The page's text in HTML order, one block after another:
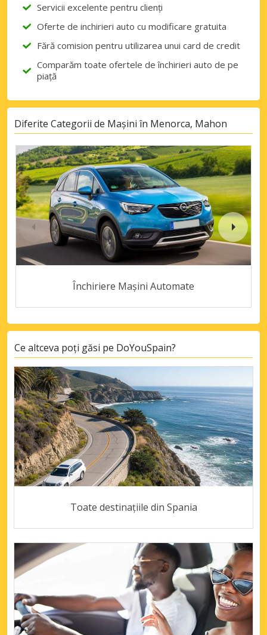
Servicii excelente pentru clienți
Oferte de inchirieri auto cu modificare gratuita
Fără comision pentru utilizarea unui card de credit
Comparăm toate ofertele de închirieri auto de pe
piață
Diferite Categorii de Mașini în Menorca, Mahon
Închiriere Mașini Automate
Ce altceva poți găsi pe DoYouSpain?
Toate destinațiile din Spania